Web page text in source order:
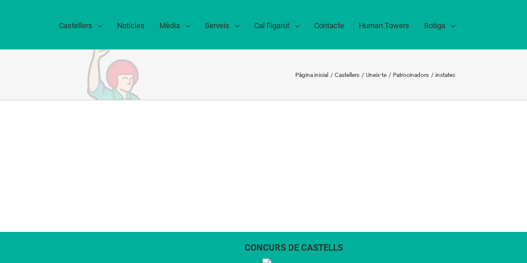
Castellers Notícies Mèdia Serveis Cal Figarot Contacte Human Towers Botiga
Pàgina inicial Castellers Uneix-te Patrocinadors instatec
CONCURS DE CASTELLS